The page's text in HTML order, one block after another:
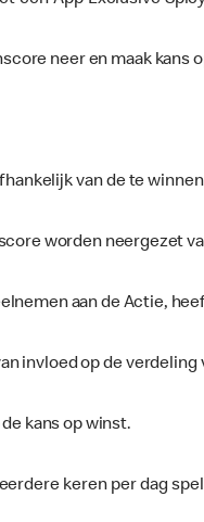
neer en maak kans
van de te
worden neergezet
aan de Actie,
invloed op de
kans op winst.
keren per dag